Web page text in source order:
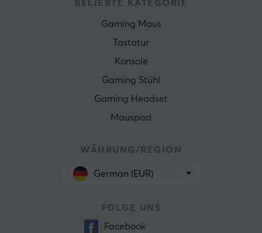
BELIEBTE KATEGORIE
Gaming Maus
Tastatur
Konsole
Gaming Stühl
Gaming Headset
Mauspad
WÄHRUNG/REGION
German (EUR)
FOLGE UNS
Facebook